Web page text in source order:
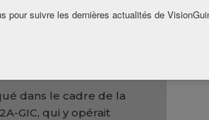
des Mines et de la
du département,
des droits miniers.
dans le cadre de la
GIC, qui y opérait
pour suivre les dernières actualités de